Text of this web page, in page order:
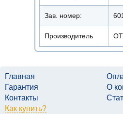
Зав. номер:
Производитель
Главная
Гарантия
О
Контакты
Как купить?